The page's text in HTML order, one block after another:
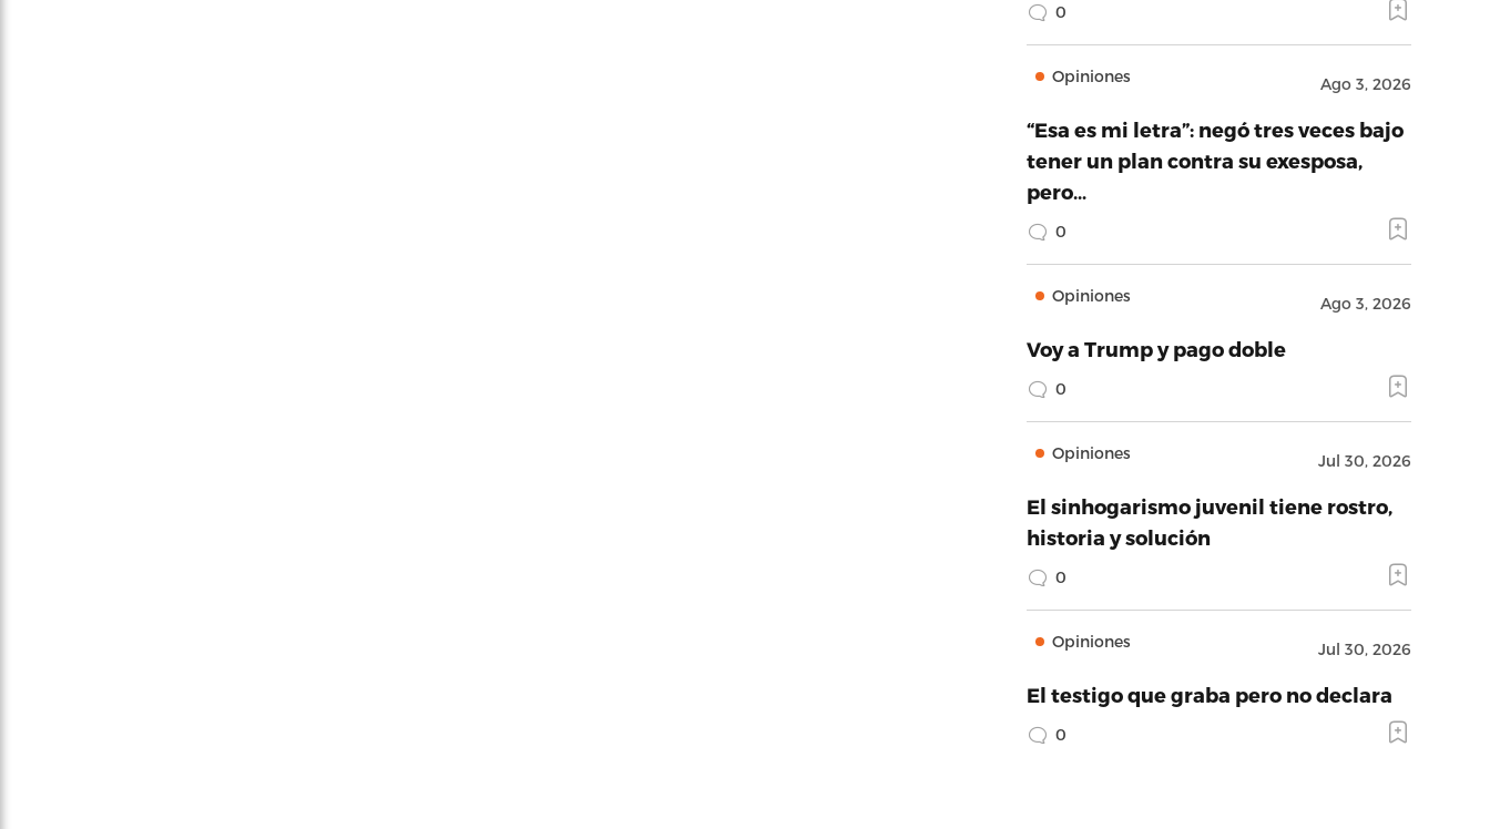
0
Opiniones Ago 3, 2026
“Esa es mi letra”: negó tres veces bajo
tener un plan contra su exesposa,
pero…
0
Opiniones Ago 3, 2026
Voy a Trump y pago doble
0
Opiniones Jul 30, 2026
El sinhogarismo juvenil tiene rostro,
historia y solución
0
Opiniones Jul 30, 2026
El testigo que graba pero no declara
0